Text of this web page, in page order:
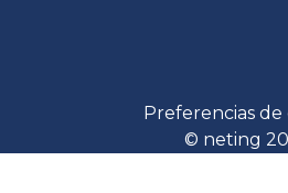
© neting
Preferencias de